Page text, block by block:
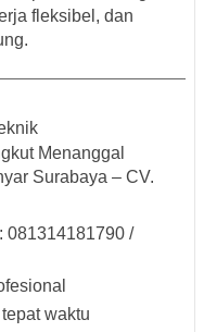
fleksibel, dan
Menanggal
Surabaya – CV.
: 081314181790 /
waktu